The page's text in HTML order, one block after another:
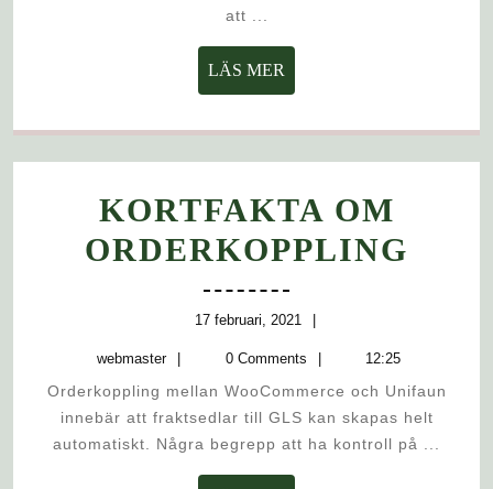
att ...
LÄS MER
MER
KORTFAKTA OM
ORDERKOPPLING
17 februari, 2021
17
webmaster webmaster
0 Comments 12:25
Orderkoppling mellan WooCommerce och Unifaun
innebär att fraktsedlar till GLS kan skapas helt
automatiskt. Några begrepp att ha kontroll på ...